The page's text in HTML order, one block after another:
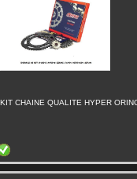
KIT CHAINE QUALITE HYPER